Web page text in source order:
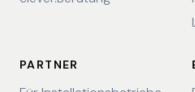
PARTNER